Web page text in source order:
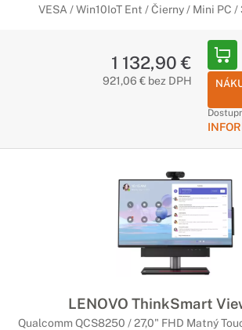
VESA / Win10IoT Ent / Čierny / Mini PC /
1 132,90 €
921,06 € bez DPH
LENOVO ThinkSmart
Qualcomm QCS8250 / 27,0" FHD Matný